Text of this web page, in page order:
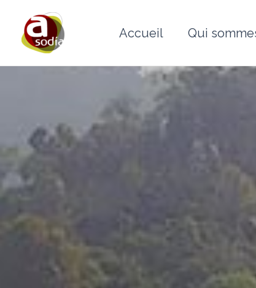
contenu
Accueil Qui